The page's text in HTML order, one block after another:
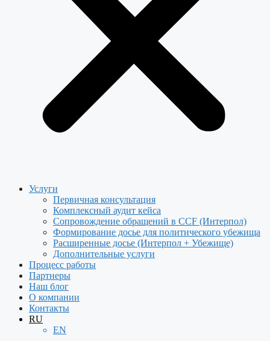
Услуги
Первичная консультация
Комплексный аудит кейса
Сопровождение обращений в CCF (Интерпол)
Формирование досье для политического убежища
Расширенные досье (Интерпол + Убежище)
Дополнительные услуги
Процесс работы
Партнеры
Наш блог
О компании
Контакты
RU
EN